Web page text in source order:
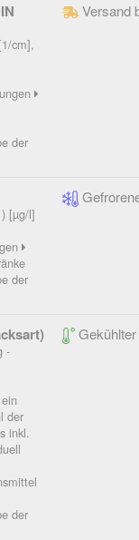
cm],
der
Versand
[µg/l]
der
-
der
inkl.
der